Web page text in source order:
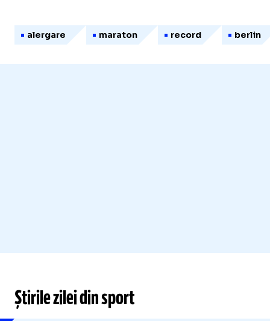
alergare maraton record berlin
Știrile zilei din sport